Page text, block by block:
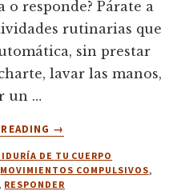
o responde? Párate a
rutinarias que
sin prestar
lavar las manos,
un …
ACERCA
5.
¿REACCIONAS
→
DE TU CUERPO
MOVIMIENTOS COMPULSIVOS,
, RESPONDER